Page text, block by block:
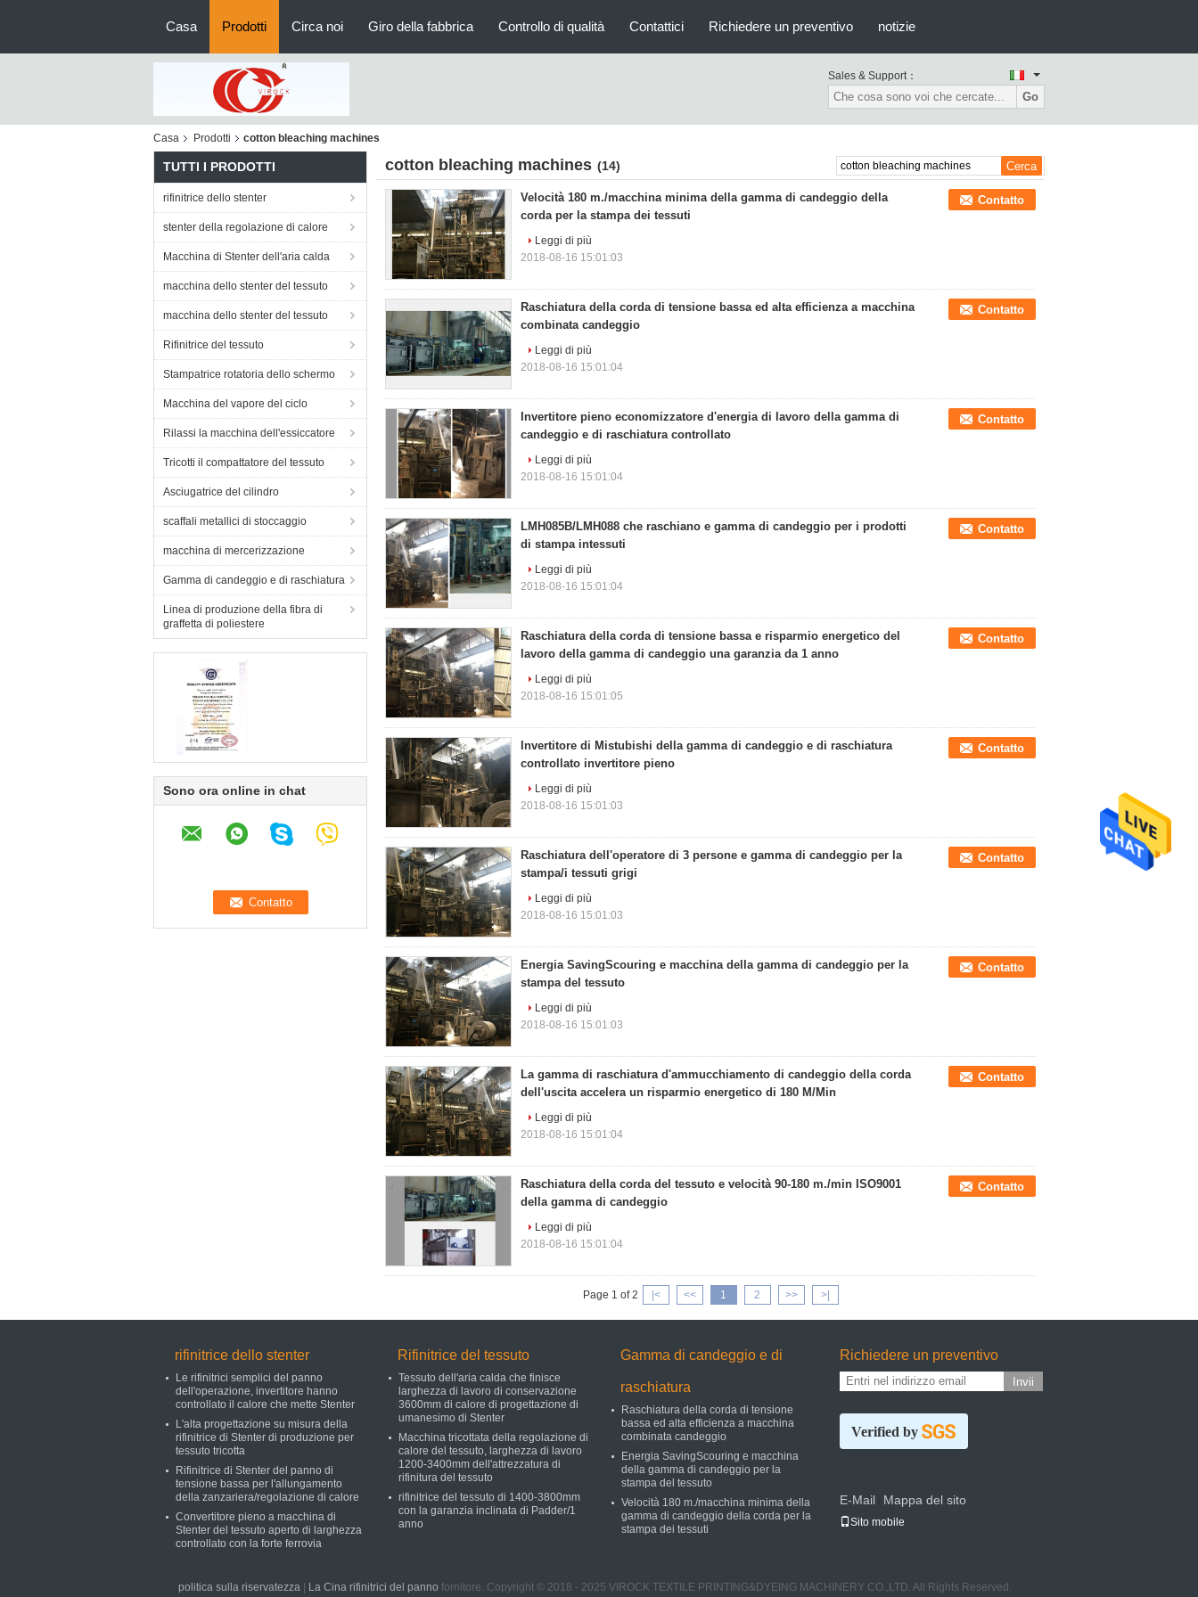
Casa Prodotti Circa noi Giro della fabbrica Controllo di qualità Contattici Richiedere un preventivo notizie
Sales & Support：
Go
Casa Prodotti cotton bleaching machines
TUTTI I PRODOTTI
rifinitrice dello stenter
stenter della regolazione di calore
Macchina di Stenter dell'aria calda
macchina dello stenter del tessuto
macchina dello stenter del tessuto
Rifinitrice del tessuto
Stampatrice rotatoria dello schermo
Macchina del vapore del ciclo
Rilassi la macchina dell'essiccatore
Tricotti il compattatore del tessuto
Asciugatrice del cilindro
scaffali metallici di stoccaggio
macchina di mercerizzazione
Gamma di candeggio e di raschiatura
Linea di produzione della fibra di
graffetta di poliestere
Sono ora online in chat
cotton bleaching machines (14)
Velocità 180 m./macchina minima della gamma di candeggio della
corda per la stampa dei tessuti
Contatto
Leggi di più
2018-08-16 15:01:03
Raschiatura della corda di tensione bassa ed alta efficienza a macchina
combinata candeggio
Contatto
Leggi di più
2018-08-16 15:01:04
Invertitore pieno economizzatore d'energia di lavoro della gamma di
candeggio e di raschiatura controllato
Contatto
Leggi di più
2018-08-16 15:01:04
LMH085B/LMH088 che raschiano e gamma di candeggio per i prodotti
di stampa intessuti
Contatto
Leggi di più
2018-08-16 15:01:04
Raschiatura della corda di tensione bassa e risparmio energetico del
lavoro della gamma di candeggio una garanzia da 1 anno
Contatto
Leggi di più
2018-08-16 15:01:05
Invertitore di Mistubishi della gamma di candeggio e di raschiatura
controllato invertitore pieno
Contatto
Leggi di più
2018-08-16 15:01:03
Raschiatura dell'operatore di 3 persone e gamma di candeggio per la
stampa/i tessuti grigi
Contatto
Leggi di più
2018-08-16 15:01:03
Energia SavingScouring e macchina della gamma di candeggio per la
stampa del tessuto
Contatto
Leggi di più
2018-08-16 15:01:03
La gamma di raschiatura d'ammucchiamento di candeggio della corda
dell'uscita accelera un risparmio energetico di 180 M/Min
Contatto
Leggi di più
2018-08-16 15:01:04
Raschiatura della corda del tessuto e velocità 90-180 m./min ISO9001
della gamma di candeggio
Contatto
Leggi di più
2018-08-16 15:01:04
Page 1 of 2 |< << 1 2 >> >|
rifinitrice dello stenter
Le rifinitrici semplici del panno
dell'operazione, invertitore hanno
controllato il calore che mette Stenter
L'alta progettazione su misura della
rifinitrice di Stenter di produzione per
tessuto tricotta
Rifinitrice di Stenter del panno di
tensione bassa per l'allungamento
della zanzariera/regolazione di calore
Convertitore pieno a macchina di
Stenter del tessuto aperto di larghezza
controllato con la forte ferrovia
Rifinitrice del tessuto
Tessuto dell'aria calda che finisce
larghezza di lavoro di conservazione
3600mm di calore di progettazione di
umanesimo di Stenter
Macchina tricottata della regolazione di
calore del tessuto, larghezza di lavoro
1200-3400mm dell'attrezzatura di
rifinitura del tessuto
rifinitrice del tessuto di 1400-3800mm
con la garanzia inclinata di Padder/1
anno
Gamma di candeggio e di
raschiatura
Raschiatura della corda di tensione
bassa ed alta efficienza a macchina
combinata candeggio
Energia SavingScouring e macchina
della gamma di candeggio per la
stampa del tessuto
Velocità 180 m./macchina minima della
gamma di candeggio della corda per la
stampa dei tessuti
Richiedere un preventivo
Invii
Verified by
E-Mail Mappa del sito
Sito mobile
politica sulla riservatezza| La Cina rifinitrici del panno fornitore. Copyright © 2018 - 2025 VIROCK TEXTILE PRINTING&DYEING MACHINERY CO.,LTD. All Rights Reserved.